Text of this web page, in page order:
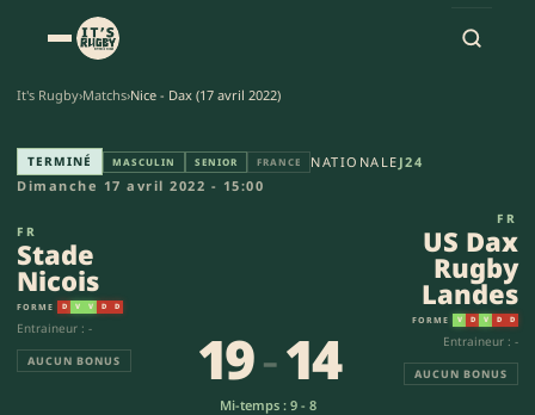
It's Rugby›Matchs›Nice - Dax (17 avril 2022)
Stade Nicois - US Dax Rugby
TERMINÉ MASCULIN SENIOR FRANCE NATIONALE J24
Dimanche 17 avril 2022 - 15:00
FR
Stade
Nicois
FORME D V V D D
Entraineur : -
AUCUN BONUS 19-14
Mi-temps : 9 - 8
FR
US Dax
Rugby
Landes
FORME V D V D D
Entraineur : -
AUCUN BONUS